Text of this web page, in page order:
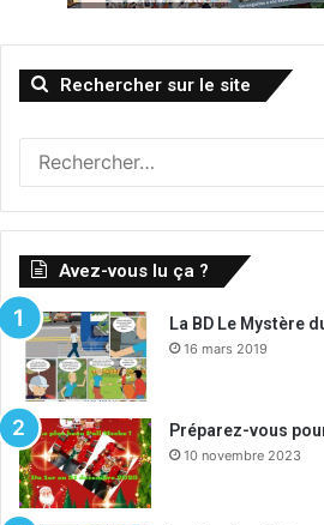
Rechercher sur le site
Avez-vous lu ça ?
La BD Le Mystère
16 mars 2019
Préparez-vous
10 novembre 2023